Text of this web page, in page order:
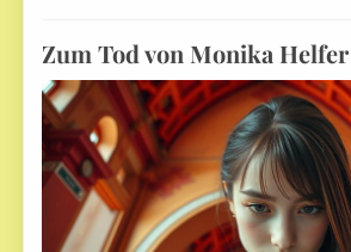
Zum Tod von Monika Helfer